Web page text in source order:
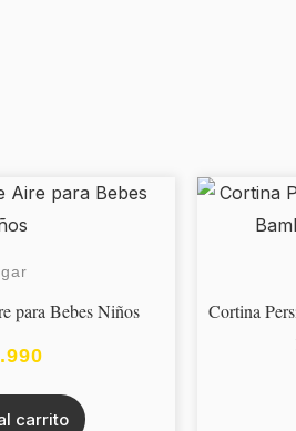
para Bebes Niños
carrito
Cortina